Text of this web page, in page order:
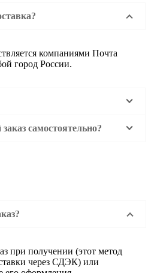
компаниями Почта
город России.
самостоятельно?
при получении (этот метод
через СДЭК) или